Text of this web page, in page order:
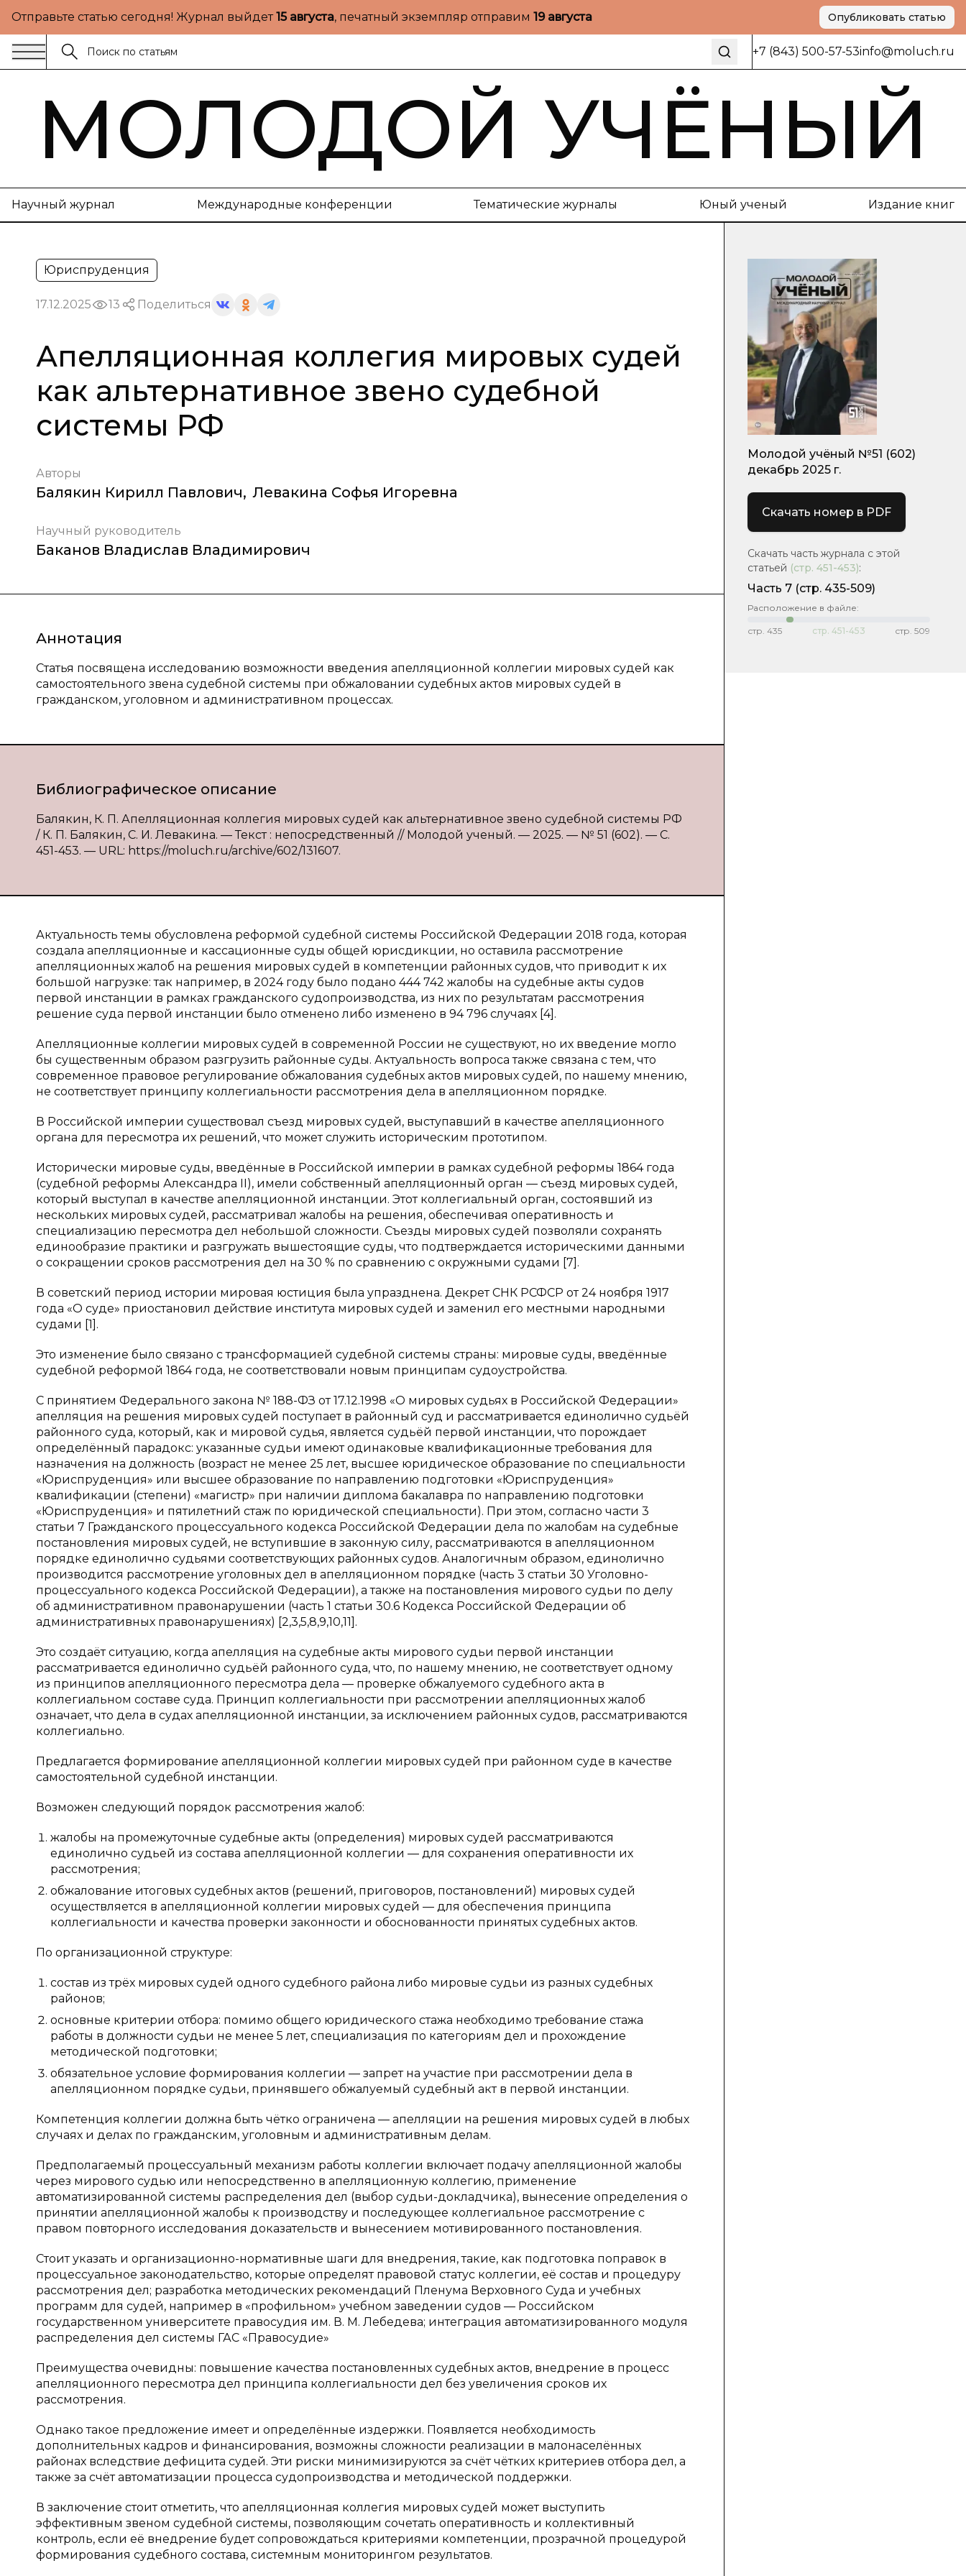
Отправьте статью сегодня! Журнал выйдет15 августа, печатный экземпляр отправим 19 августа Опубликовать статью
+7 (843) 500-57-53info@moluch.ru
МОЛОДОЙ УЧЁНЫЙ
Научный журнал Международные конференции Тематические журналы Юный ученый Издание книг
Юриспруденция
17.12.2025 13 Поделиться
Апелляционная коллегия мировых судей
как альтернативное звено судебной
системы РФ
Авторы
Балякин Кирилл Павлович, Левакина Софья Игоревна
Научный руководитель
Баканов Владислав Владимирович
Аннотация
Статья посвящена исследованию возможности введения апелляционной коллегии мировых судей как
самостоятельного звена судебной системы при обжаловании судебных актов мировых судей в
гражданском, уголовном и административном процессах.
Библиографическое описание
Балякин, К. П. Апелляционная коллегия мировых судей как альтернативное звено судебной системы РФ
/ К. П. Балякин, С. И. Левакина. — Текст : непосредственный // Молодой ученый. — 2025. — № 51 (602). — С.
451-453. — URL: https://moluch.ru/archive/602/131607.
Актуальность темы обусловлена реформой судебной системы Российской Федерации 2018 года, которая
создала апелляционные и кассационные суды общей юрисдикции, но оставила рассмотрение
апелляционных жалоб на решения мировых судей в компетенции районных судов, что приводит к их
большой нагрузке: так например, в 2024 году было подано 444 742 жалобы на судебные акты судов
первой инстанции в рамках гражданского судопроизводства, из них по результатам рассмотрения
решение суда первой инстанции было отменено либо изменено в 94 796 случаях [4].
Апелляционные коллегии мировых судей в современной России не существуют, но их введение могло
бы существенным образом разгрузить районные суды. Актуальность вопроса также связана с тем, что
современное правовое регулирование обжалования судебных актов мировых судей, по нашему мнению,
не соответствует принципу коллегиальности рассмотрения дела в апелляционном порядке.
В Российской империи существовал съезд мировых судей, выступавший в качестве апелляционного
органа для пересмотра их решений, что может служить историческим прототипом.
Исторически мировые суды, введённые в Российской империи в рамках судебной реформы 1864 года
(судебной реформы Александра II), имели собственный апелляционный орган — съезд мировых судей,
который выступал в качестве апелляционной инстанции. Этот коллегиальный орган, состоявший из
нескольких мировых судей, рассматривал жалобы на решения, обеспечивая оперативность и
специализацию пересмотра дел небольшой сложности. Съезды мировых судей позволяли сохранять
единообразие практики и разгружать вышестоящие суды, что подтверждается историческими данными
о сокращении сроков рассмотрения дел на 30 % по сравнению с окружными судами [7].
В советский период истории мировая юстиция была упразднена. Декрет СНК РСФСР от 24 ноября 1917
года «О суде» приостановил действие института мировых судей и заменил его местными народными
судами [1].
Это изменение было связано с трансформацией судебной системы страны: мировые суды, введённые
судебной реформой 1864 года, не соответствовали новым принципам судоустройства.
С принятием Федерального закона № 188-ФЗ от 17.12.1998 «О мировых судьях в Российской Федерации»
апелляция на решения мировых судей поступает в районный суд и рассматривается единолично судьёй
районного суда, который, как и мировой судья, является судьёй первой инстанции, что порождает
определённый парадокс: указанные судьи имеют одинаковые квалификационные требования для
назначения на должность (возраст не менее 25 лет, высшее юридическое образование по специальности
«Юриспруденция» или высшее образование по направлению подготовки «Юриспруденция»
квалификации (степени) «магистр» при наличии диплома бакалавра по направлению подготовки
«Юриспруденция» и пятилетний стаж по юридической специальности). При этом, согласно части 3
статьи 7 Гражданского процессуального кодекса Российской Федерации дела по жалобам на судебные
постановления мировых судей, не вступившие в законную силу, рассматриваются в апелляционном
порядке единолично судьями соответствующих районных судов. Аналогичным образом, единолично
производится рассмотрение уголовных дел в апелляционном порядке (часть 3 статьи 30 Уголовно-
процессуального кодекса Российской Федерации), а также на постановления мирового судьи по делу
об административном правонарушении (часть 1 статьи 30.6 Кодекса Российской Федерации об
административных правонарушениях) [2,3,5,8,9,10,11].
Это создаёт ситуацию, когда апелляция на судебные акты мирового судьи первой инстанции
рассматривается единолично судьёй районного суда, что, по нашему мнению, не соответствует одному
из принципов апелляционного пересмотра дела — проверке обжалуемого судебного акта в
коллегиальном составе суда. Принцип коллегиальности при рассмотрении апелляционных жалоб
означает, что дела в судах апелляционной инстанции, за исключением районных судов, рассматриваются
коллегиально.
Предлагается формирование апелляционной коллегии мировых судей при районном суде в качестве
самостоятельной судебной инстанции.
Возможен следующий порядок рассмотрения жалоб:
жалобы на промежуточные судебные акты (определения) мировых судей рассматриваются
единолично судьей из состава апелляционной коллегии — для сохранения оперативности их
рассмотрения;
обжалование итоговых судебных актов (решений, приговоров, постановлений) мировых судей
осуществляется в апелляционной коллегии мировых судей — для обеспечения принципа
коллегиальности и качества проверки законности и обоснованности принятых судебных актов.
По организационной структуре:
состав из трёх мировых судей одного судебного района либо мировые судьи из разных судебных
районов;
основные критерии отбора: помимо общего юридического стажа необходимо требование стажа
работы в должности судьи не менее 5 лет, специализация по категориям дел и прохождение
методической подготовки;
обязательное условие формирования коллегии — запрет на участие при рассмотрении дела в
апелляционном порядке судьи, принявшего обжалуемый судебный акт в первой инстанции.
Компетенция коллегии должна быть чётко ограничена — апелляции на решения мировых судей в любых
случаях и делах по гражданским, уголовным и административным делам.
Предполагаемый процессуальный механизм работы коллегии включает подачу апелляционной жалобы
через мирового судью или непосредственно в апелляционную коллегию, применение
автоматизированной системы распределения дел (выбор судьи-докладчика), вынесение определения о
принятии апелляционной жалобы к производству и последующее коллегиальное рассмотрение с
правом повторного исследования доказательств и вынесением мотивированного постановления.
Стоит указать и организационно-нормативные шаги для внедрения, такие, как подготовка поправок в
процессуальное законодательство, которые определят правовой статус коллегии, её состав и процедуру
рассмотрения дел; разработка методических рекомендаций Пленума Верховного Суда и учебных
программ для судей, например в «профильном» учебном заведении судов — Российском
государственном университете правосудия им. В. М. Лебедева; интеграция автоматизированного модуля
распределения дел системы ГАС «Правосудие»
Преимущества очевидны: повышение качества постановленных судебных актов, внедрение в процесс
апелляционного пересмотра дел принципа коллегиальности дел без увеличения сроков их
рассмотрения.
Однако такое предложение имеет и определённые издержки. Появляется необходимость
дополнительных кадров и финансирования, возможны сложности реализации в малонаселённых
районах вследствие дефицита судей. Эти риски минимизируются за счёт чётких критериев отбора дел, а
также за счёт автоматизации процесса судопроизводства и методической поддержки.
В заключение стоит отметить, что апелляционная коллегия мировых судей может выступить
эффективным звеном судебной системы, позволяющим сочетать оперативность и коллективный
контроль, если её внедрение будет сопровождаться критериями компетенции, прозрачной процедурой
формирования судебного состава, системным мониторингом результатов.
Молодой учёный №51 (602)
декабрь 2025 г.
Скачать номер в PDF
Скачать часть журнала с этой
статьей (стр. 451-453):
Часть 7 (стр. 435-509)
Расположение в файле:
стр. 435 стр. 451-453 стр. 509